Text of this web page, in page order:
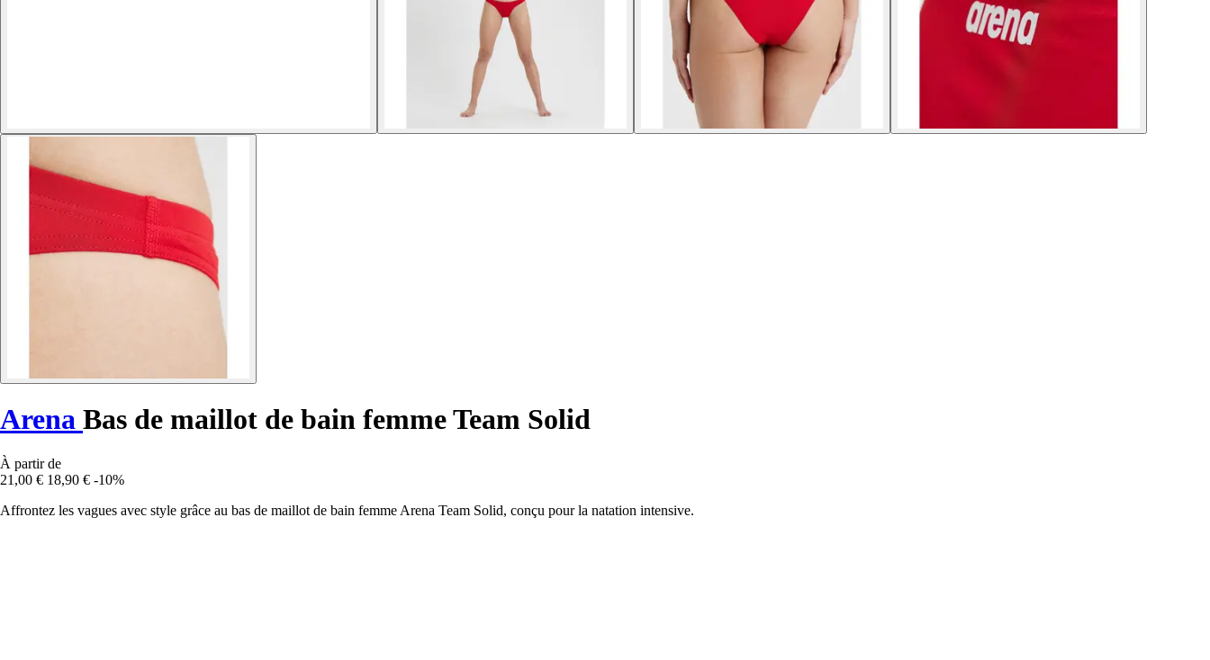
Arena Bas de maillot de bain femme Team Solid
À partir de
21,00 € 18,90 € -10%
Affrontez les vagues avec style grâce au bas de maillot de bain femme Arena Team Solid, conçu pour la natation intensive.